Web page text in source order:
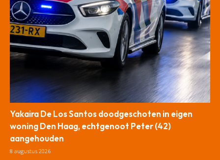
Yakaira De Los Santos doodgeschoten in eigen
woning Den Haag, echtgenoot Peter (42)
aangehouden
8 augustus 2026